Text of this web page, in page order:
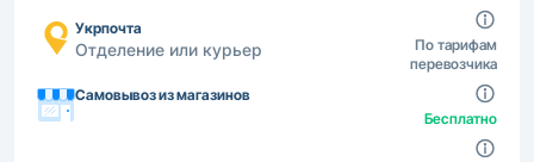
Укрпочта
Отделение или курьер
По тарифам
перевозчика
Самовывоз из магазинов
Бесплатно